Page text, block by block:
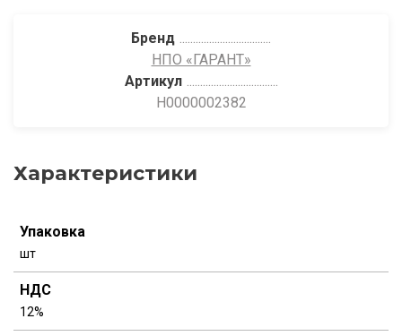
Бренд
НПО «ГАРАНТ»
Артикул
Н0000002382
Характеристики
Упаковка
шт
НДС
12%